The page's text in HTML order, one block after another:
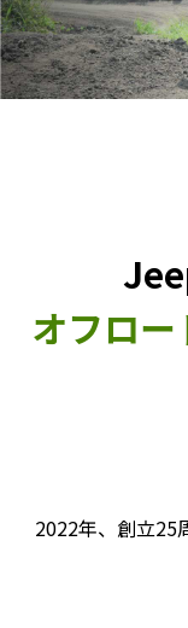
オフロ
2022年、創立25